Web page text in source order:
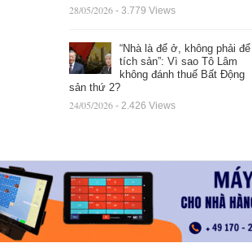
28/05/2026 - 3.779 Views
“Nhà là để ở, không phải để
tích sản”: Vì sao Tô Lâm
không đánh thuế Bất Động
sản thứ 2?
24/05/2026 - 2.426 Views